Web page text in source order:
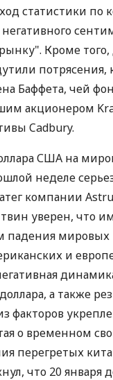
статистики по
Кроме того,
потрясения,
Баффета, чей
акционером
Cadbury.
США на
неделе
компании
уверен, что
падения
и
а также
факторов
о временном
перегретых
что 20 января